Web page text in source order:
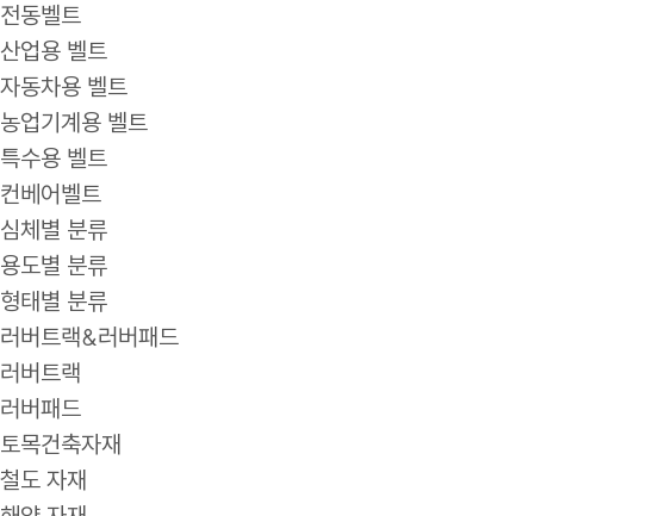
전동벨트
산업용 벨트
자동차용 벨트
농업기계용 벨트
특수용 벨트
컨베어벨트
심체별 분류
용도별 분류
형태별 분류
러버트랙&러버패드
러버트랙
러버패드
토목건축자재
철도 자재